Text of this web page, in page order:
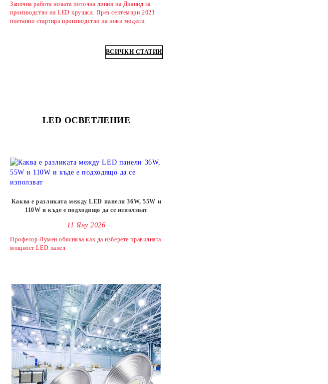
Започна работа новата поточна линия на Дианид за
производство на LED крушки. През септември 2021
поетапно стартира производство на нови модели.
ВСИЧКИ СТАТИИ
LED ОСВЕТЛЕНИЕ
Каква е разликата между LED панели 36W, 55W и
110W и къде е подходящо да се използват
11 Яну 2026
Професор Лумен обяснява как да изберете правилната
мощност LED панел